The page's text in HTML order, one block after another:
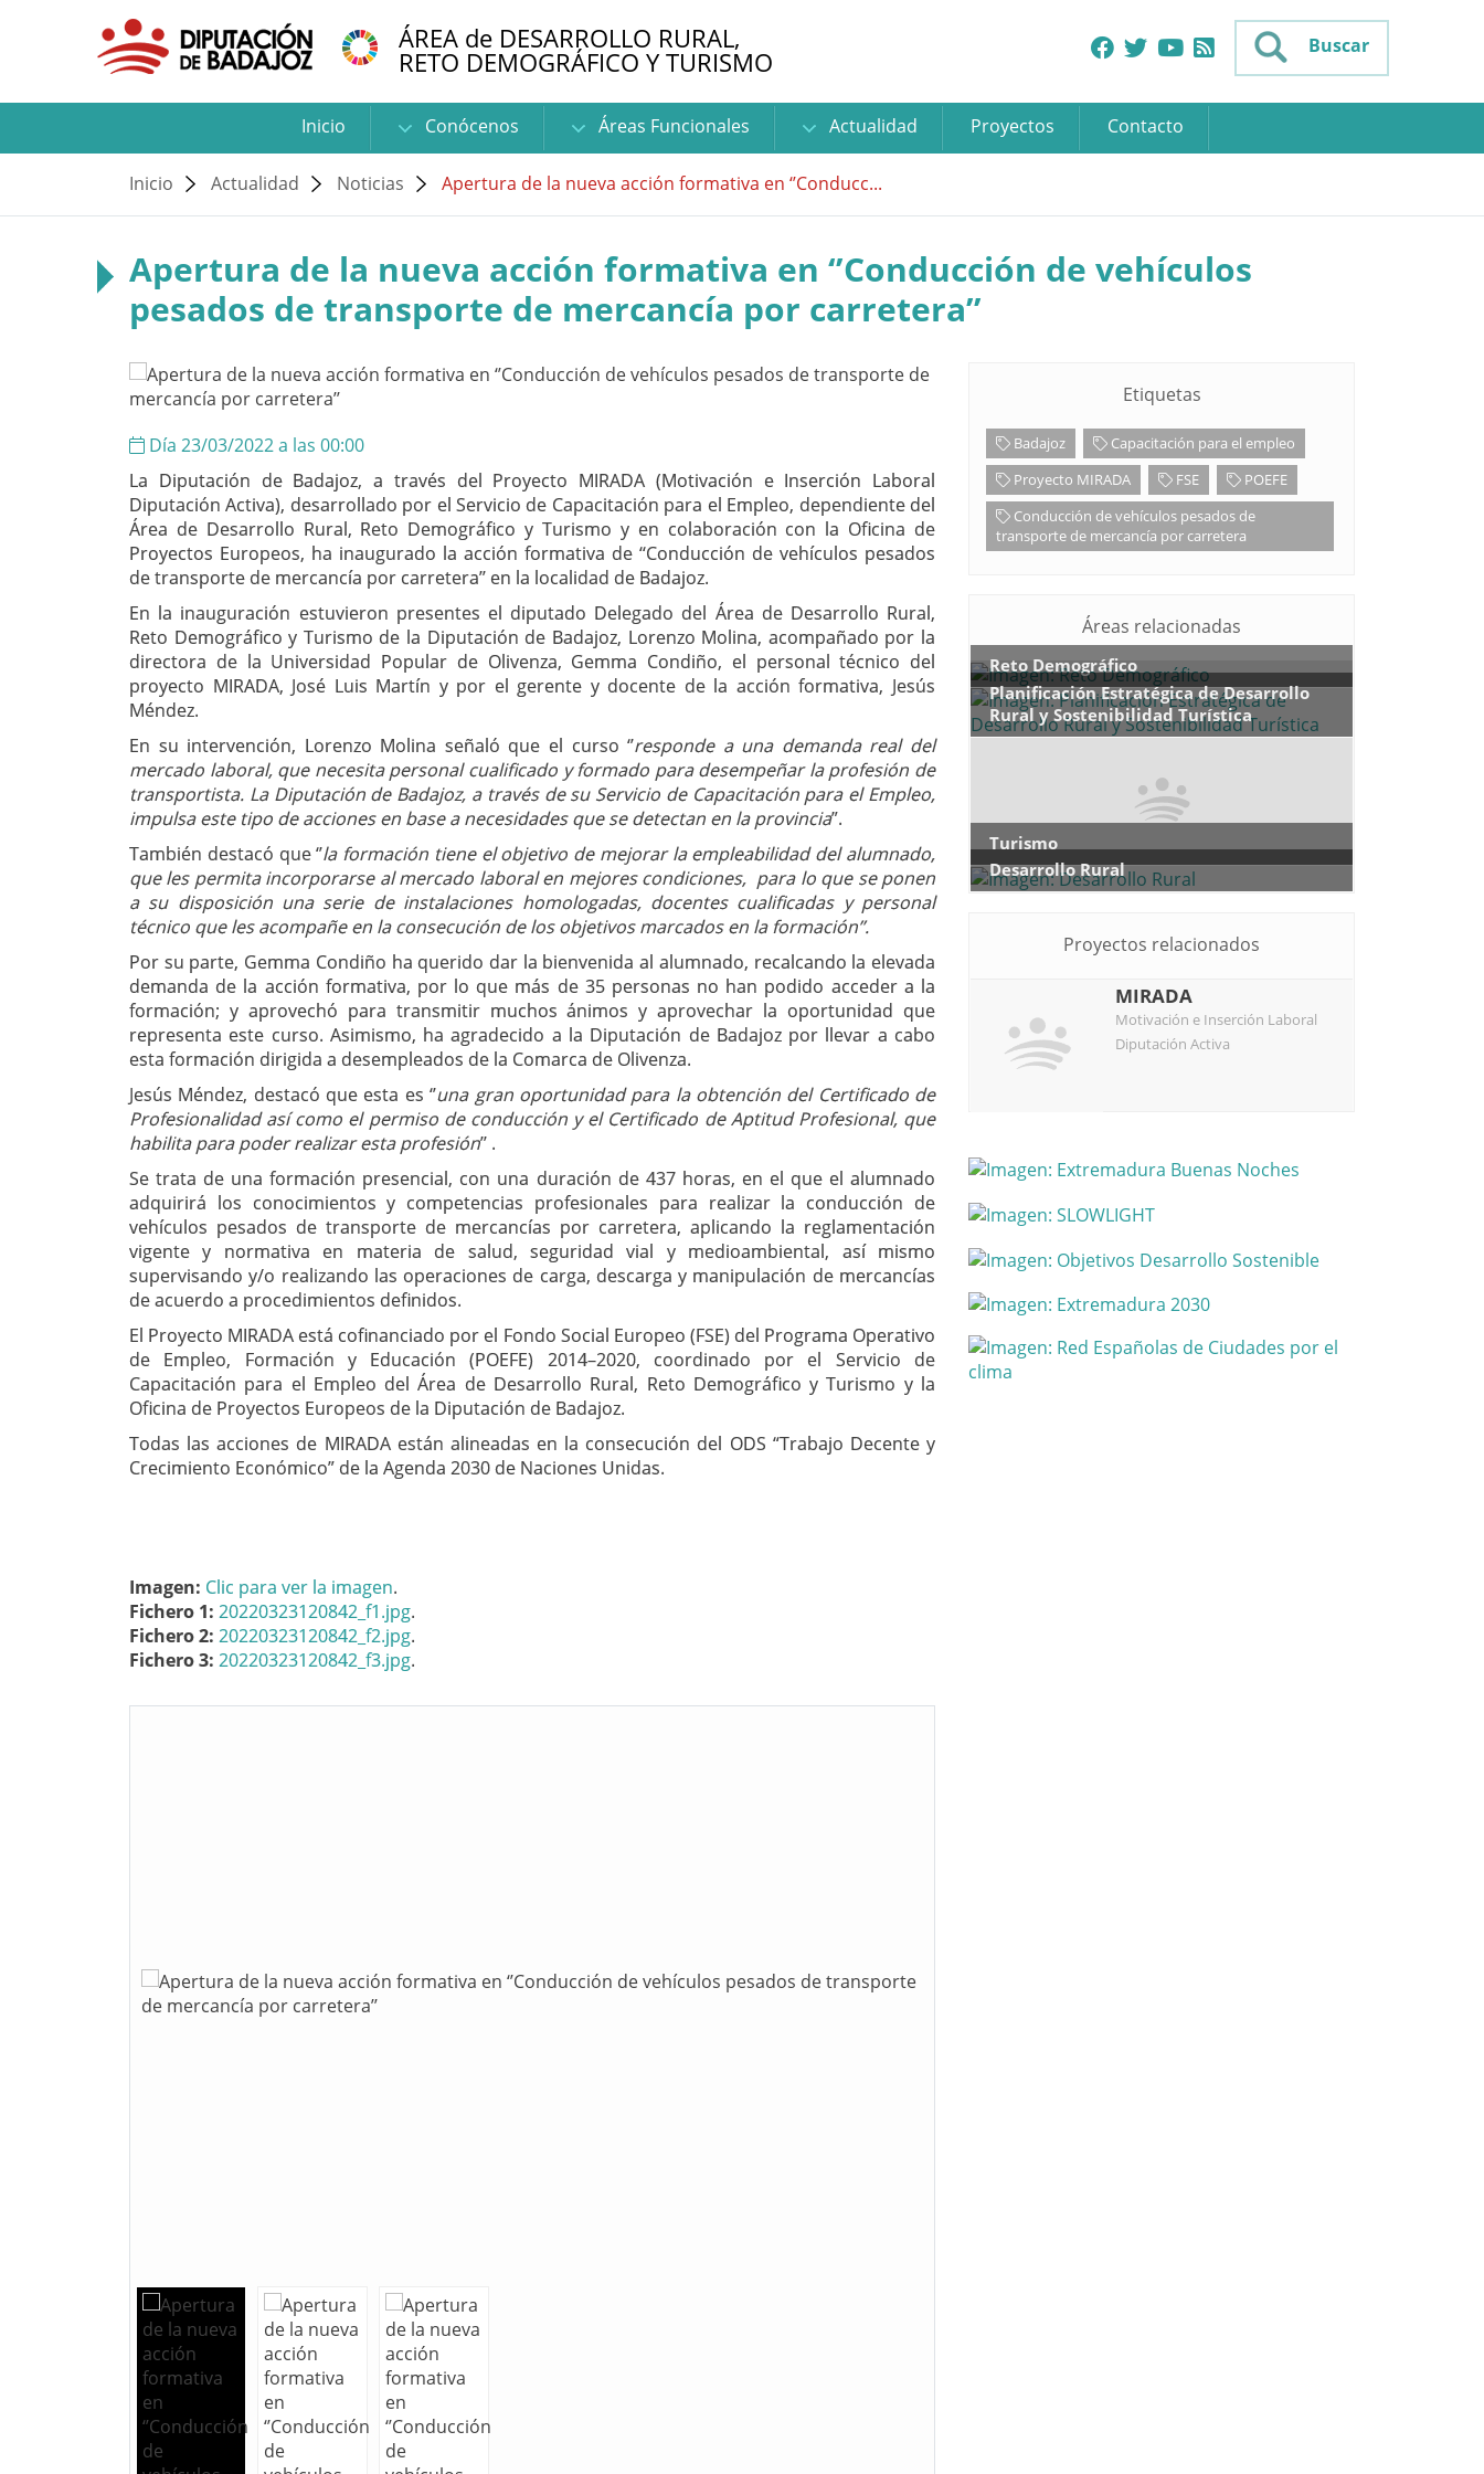
ÁREA de DESARROLLO RURAL,
RETO DEMOGRÁFICO Y TURISMO Buscar
Inicio Conócenos Áreas Funcionales Actualidad Proyectos Contacto
Inicio Actualidad Noticias Apertura de la nueva acción formativa en ‘’Conducc...
Apertura de la nueva acción formativa en ‘’Conducción de vehículos
pesados de transporte de mercancía por carretera’’
Día 23/03/2022 a las 00:00
La Diputación de Badajoz, a través del Proyecto MIRADA (Motivación e Inserción Laboral
Diputación Activa), desarrollado por el Servicio de Capacitación para el Empleo, dependiente del
Área de Desarrollo Rural, Reto Demográfico y Turismo y en colaboración con la Oficina de
Proyectos Europeos, ha inaugurado la acción formativa de ‘‘Conducción de vehículos pesados
de transporte de mercancía por carretera’’ en la localidad de Badajoz.
En la inauguración estuvieron presentes el diputado Delegado del Área de Desarrollo Rural,
Reto Demográfico y Turismo de la Diputación de Badajoz, Lorenzo Molina, acompañado por la
directora de la Universidad Popular de Olivenza, Gemma Condiño, el personal técnico del
proyecto MIRADA, José Luis Martín y por el gerente y docente de la acción formativa, Jesús
Méndez.
En su intervención, Lorenzo Molina señaló que el curso ‘’responde a una demanda real del
mercado laboral, que necesita personal cualificado y formado para desempeñar la profesión de
transportista. La Diputación de Badajoz, a través de su Servicio de Capacitación para el Empleo,
impulsa este tipo de acciones en base a necesidades que se detectan en la provincia”.
También destacó que ‘’la formación tiene el objetivo de mejorar la empleabilidad del alumnado,
que les permita incorporarse al mercado laboral en mejores condiciones, para lo que se ponen
a su disposición una serie de instalaciones homologadas, docentes cualificadas y personal
técnico que les acompañe en la consecución de los objetivos marcados en la formación’’.
Por su parte, Gemma Condiño ha querido dar la bienvenida al alumnado, recalcando la elevada
demanda de la acción formativa, por lo que más de 35 personas no han podido acceder a la
formación; y aprovechó para transmitir muchos ánimos y aprovechar la oportunidad que
representa este curso. Asimismo, ha agradecido a la Diputación de Badajoz por llevar a cabo
esta formación dirigida a desempleados de la Comarca de Olivenza.
Jesús Méndez, destacó que esta es ‘’una gran oportunidad para la obtención del Certificado de
Profesionalidad así como el permiso de conducción y el Certificado de Aptitud Profesional, que
habilita para poder realizar esta profesión’’ .
Se trata de una formación presencial, con una duración de 437 horas, en el que el alumnado
adquirirá los conocimientos y competencias profesionales para realizar la conducción de
vehículos pesados de transporte de mercancías por carretera, aplicando la reglamentación
vigente y normativa en materia de salud, seguridad vial y medioambiental, así mismo
supervisando y/o realizando las operaciones de carga, descarga y manipulación de mercancías
de acuerdo a procedimientos definidos.
El Proyecto MIRADA está cofinanciado por el Fondo Social Europeo (FSE) del Programa Operativo
de Empleo, Formación y Educación (POEFE) 2014–2020, coordinado por el Servicio de
Capacitación para el Empleo del Área de Desarrollo Rural, Reto Demográfico y Turismo y la
Oficina de Proyectos Europeos de la Diputación de Badajoz.
Todas las acciones de MIRADA están alineadas en la consecución del ODS “Trabajo Decente y
Crecimiento Económico” de la Agenda 2030 de Naciones Unidas.
Imagen: Clic para ver la imagen.
Fichero 1: 20220323120842_f1.jpg.
Fichero 2: 20220323120842_f2.jpg.
Fichero 3: 20220323120842_f3.jpg.
Etiquetas
Badajoz
Capacitación para el empleo
Proyecto MIRADA
FSE
POEFE
Conducción de vehículos pesados de
transporte de mercancía por carretera
Áreas relacionadas
Reto Demográfico
Planificación Estratégica de Desarrollo
Rural y Sostenibilidad Turística
Turismo
Desarrollo Rural
Proyectos relacionados
MIRADA
Motivación e Inserción Laboral
Diputación Activa